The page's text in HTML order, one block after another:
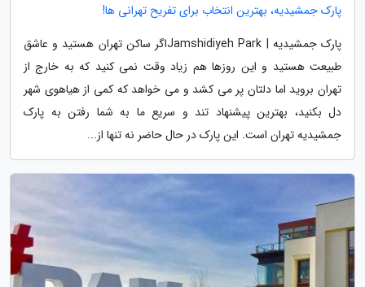
پارک جمشیدیه، بهترین انتخاب برای تفریح تهرانی ها!
پارک جمشیدیه | Jamshidiyeh Parkاگر ساکن تهران هستید و عاشق
طبیعت هستید و این روزها هم زیاد وقت نمی کنید که به خارج از
تهران بروید اما دلتان پر می کشد و می خواهد که کمی از هیاهوی شهر
دل بکنید، بهترین پیشنهاد تند و سریع ما به شما رفتن به پارک
جمشیدیه تهران است. این پارک در حال حاضر نه تنها از...